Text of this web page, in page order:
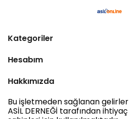
Kategoriler
Hesabım
Hakkımızda
Bu işletmeden sağlanan gelirler
ASİL DERNEĞİ tarafından ihtiyaç